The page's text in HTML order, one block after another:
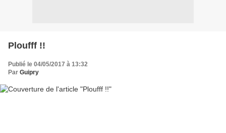
Ploufff !!
Publié le 04/05/2017 à 13:32
Par Guipry